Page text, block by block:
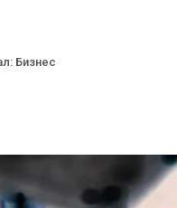
: Бизнес